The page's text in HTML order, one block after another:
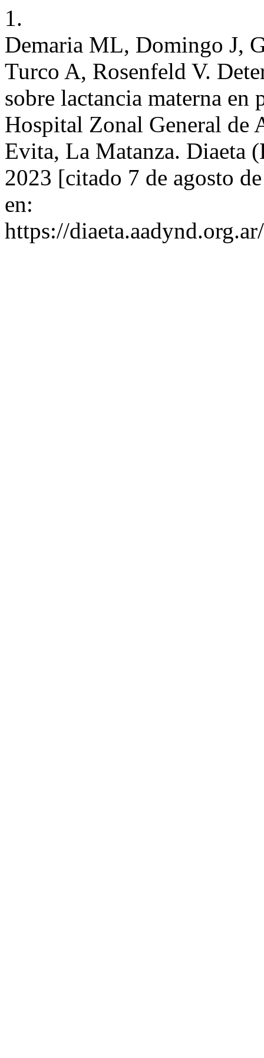
1.
Demaria ML, Domingo J,
Turco A, Rosenfeld V.
sobre lactancia materna en
Hospital Zonal General de
Evita, La Matanza. Diaeta
2023 [citado 7 de agosto
en:
https://